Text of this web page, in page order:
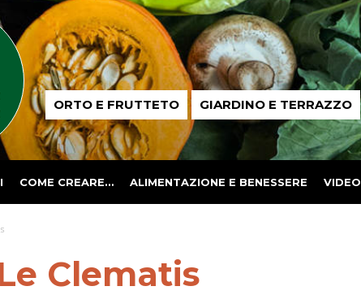
Passione
in ORTO E FRUTTETO GIARDINO E TERRAZZO
COME CREARE… ALIMENTAZIONE E BENESSERE VIDEO
Clematis